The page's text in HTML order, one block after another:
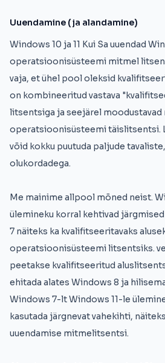
Uuendamine (ja alandamine)
Windows 10 ja 11 Kui Sa uuendad
operatsioonisüsteemi mitmel
vaja, et ühel pool oleksid
on kombineeritud vastava
litsentsiga ja seejärel moodustavad
operatsioonisüsteemi täislitsentsi.
võid kokku puutuda paljude
olukordadega.
Me mainime allpool mõned neist.
ülemineku korral kehtivad
7 näiteks ka kvalifitseeritavaks
operatsioonisüsteemi litsentsiks.
peetakse kvalifitseeritud
ehitada alates Windows 8 ja
Windows 7-lt Windows 11-le
kasutada järgnevat vahekihti,
uuendamise mitmelitsentsi.